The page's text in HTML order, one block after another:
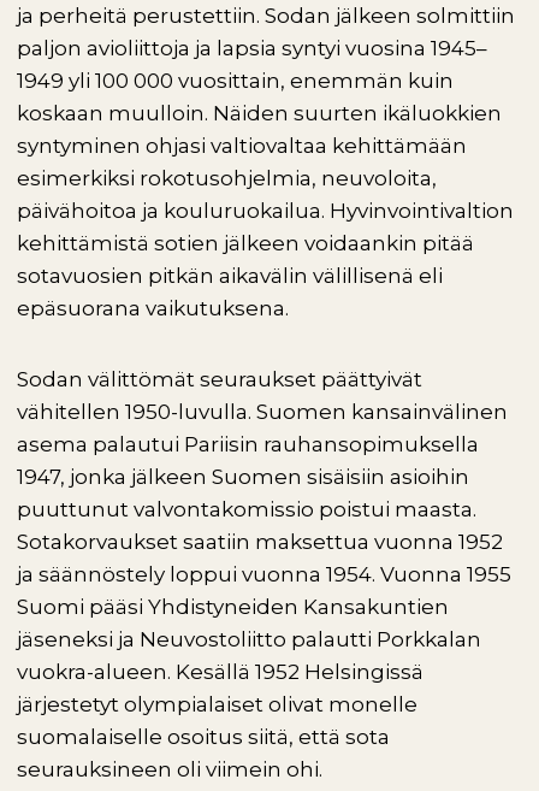
ja perheitä perustettiin. Sodan jälkeen solmittiin
paljon avioliittoja ja lapsia syntyi vuosina 1945–
1949 yli 100 000 vuosittain, enemmän kuin
koskaan muulloin. Näiden suurten ikäluokkien
syntyminen ohjasi valtiovaltaa kehittämään
esimerkiksi rokotusohjelmia, neuvoloita,
päivähoitoa ja kouluruokailua. Hyvinvointivaltion
kehittämistä sotien jälkeen voidaankin pitää
sotavuosien pitkän aikavälin välillisenä eli
epäsuorana vaikutuksena.
Sodan välittömät seuraukset päättyivät
vähitellen 1950-luvulla. Suomen kansainvälinen
asema palautui Pariisin rauhansopimuksella
1947, jonka jälkeen Suomen sisäisiin asioihin
puuttunut valvontakomissio poistui maasta.
Sotakorvaukset saatiin maksettua vuonna 1952
ja säännöstely loppui vuonna 1954. Vuonna 1955
Suomi pääsi Yhdistyneiden Kansakuntien
jäseneksi ja Neuvostoliitto palautti Porkkalan
vuokra-alueen. Kesällä 1952 Helsingissä
järjestetyt olympialaiset olivat monelle
suomalaiselle osoitus siitä, että sota
seurauksineen oli viimein ohi.